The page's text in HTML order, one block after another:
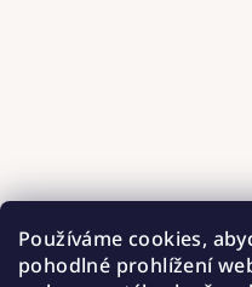
Používáme cookies,
pohodlné prohlížení